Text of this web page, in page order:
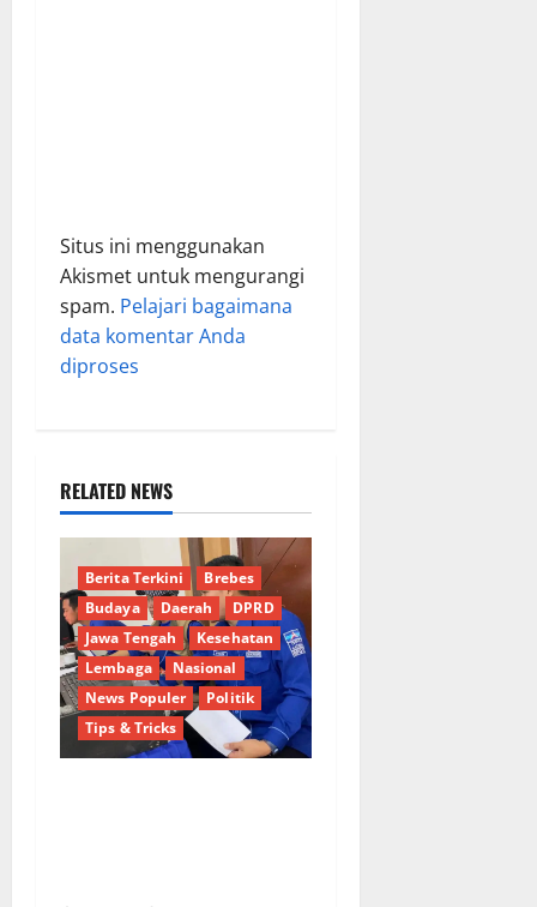
Situs ini menggunakan
Akismet untuk mengurangi
spam. Pelajari bagaimana
data komentar Anda
diproses
RELATED NEWS
Berita Terkini
Brebes
Budaya
Daerah
DPRD
Jawa Tengah
Kesehatan
Lembaga
Nasional
News Populer
Politik
Tips & Tricks